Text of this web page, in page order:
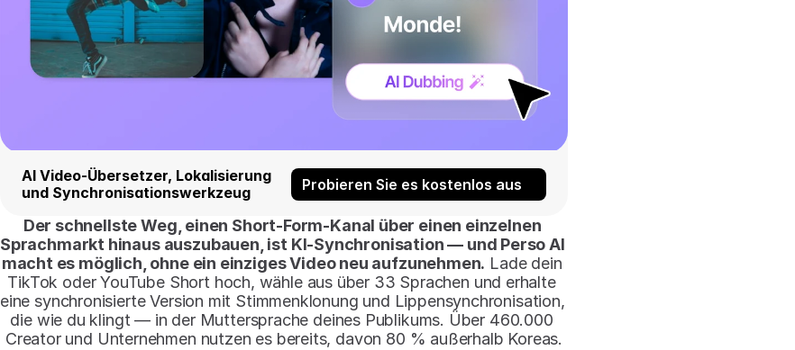
AI Video-Übersetzer, Lokalisierung
und Synchronisationswerkzeug
Probieren Sie es kostenlos aus
Der schnellste Weg, einen Short-Form-Kanal über einen einzelnen
Sprachmarkt hinaus auszubauen, ist KI-Synchronisation — und Perso AI
macht es möglich, ohne ein einziges Video neu aufzunehmen. Lade dein
TikTok oder YouTube Short hoch, wähle aus über 33 Sprachen und erhalte
eine synchronisierte Version mit Stimmenklonung und Lippensynchronisation,
die wie du klingt — in der Muttersprache deines Publikums. Über 460.000
Creator und Unternehmen nutzen es bereits, davon 80 % außerhalb Koreas.